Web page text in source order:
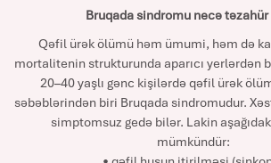
Bruqada sindromu necə
Qəfil ürək ölümü həm ümumi, həm də
mortalitenin strukturunda aparıcı yerlərdən
20–40 yaşlı gənc kişilərdə qəfil ürək
səbəblərindən biri Bruqada sindromudur.
simptomsuz gedə bilər. Lakin
mümkündür: